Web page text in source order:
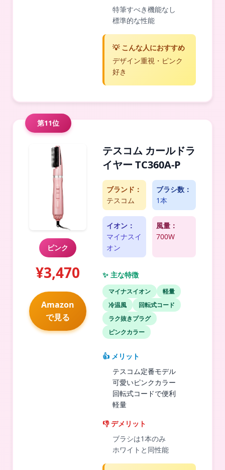
特筆すべき機能なし
標準的な性能
💡 こんな人におすすめ
デザイン重視・ピンク
好き
第11位
ピンク
¥3,470
Amazon
で見る
テスコム カールドラ
イヤー TC360A-P
ブランド：
テスコム
ブラシ数：
1本
イオン：
マイナスイ
オン
風量：
700W
✨ 主な特徴
マイナスイオン
軽量
冷温風
回転式コード
ラク抜きプラグ
ピンクカラー
👍 メリット
テスコム定番モデル
可愛いピンクカラー
回転式コードで便利
軽量
👎 デメリット
ブラシは1本のみ
ホワイトと同性能